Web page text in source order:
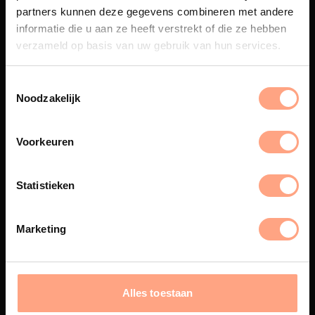
partners kunnen deze gegevens combineren met andere
informatie die u aan ze heeft verstrekt of die ze hebben
verzameld op basis van uw gebruik van hun services.
Noodzakelijk
Voorkeuren
Statistieken
Marketing
Alles toestaan
Een exclusieve handgemaakte
vakmanschap en design
samenkomen.
Spuiterij
Interieur inrichting